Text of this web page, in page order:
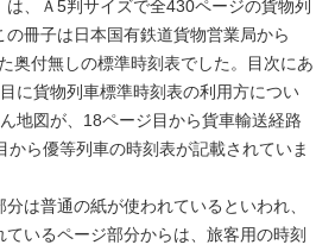
は、Ａ5判サイズで全430ページの貨物列
冊子は日本国有鉄道貨物営業局から
奥付無しの標準時刻表でした。目次にあ
に貨物列車標準時刻表の利用方につい
地図が、18ページ目から貨車輸送経路
から優等列車の時刻表が記載されていま
は普通の紙が使われているといわれ、
いるページ部分からは、旅客用の時刻